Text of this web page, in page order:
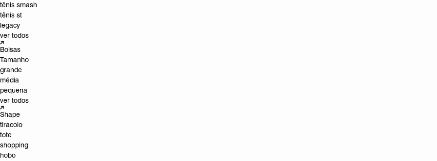
tênis smash
tênis st
legacy
ver todos
Bolsas
Tamanho
grande
média
pequena
ver todos
Shape
tiracolo
tote
shopping
hobo